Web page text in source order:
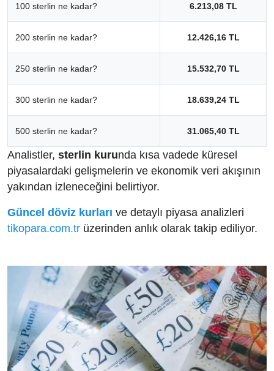
100 sterlin ne kadar? 6.213,08 TL
200 sterlin ne kadar? 12.426,16 TL
250 sterlin ne kadar? 15.532,70 TL
300 sterlin ne kadar? 18.639,24 TL
500 sterlin ne kadar? 31.065,40 TL
Analistler, sterlin kurunda kısa vadede küresel
piyasalardaki gelişmelerin ve ekonomik veri akışının
yakından izleneceğini belirtiyor.
Güncel döviz kurları ve detaylı piyasa analizleri
tikopara.com.tr üzerinden anlık olarak takip ediliyor.